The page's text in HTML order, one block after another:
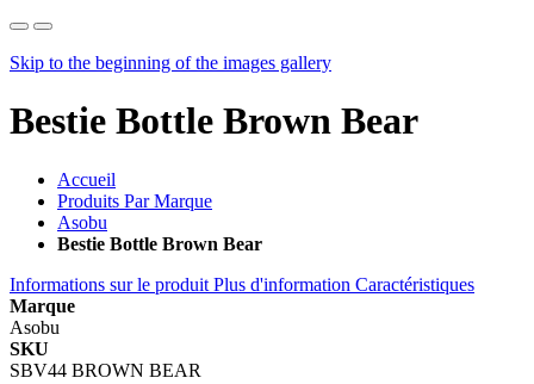
Skip to the beginning of the images gallery
Bestie Bottle Brown Bear
Accueil
Produits Par Marque
Asobu
Bestie Bottle Brown Bear
Informations sur le produit Plus d'information Caractéristiques
Marque
Asobu
SKU
SBV44 BROWN BEAR